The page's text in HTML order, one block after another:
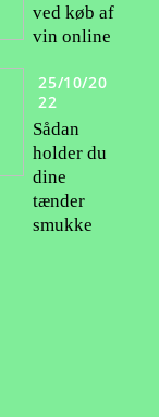
ved køb af
vin online
25/10/20
22
Sådan
holder du
dine
tænder
smukke